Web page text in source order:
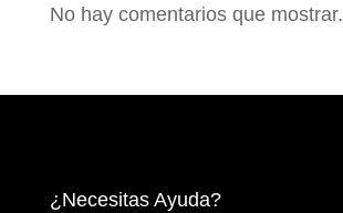
No hay comentarios que mostrar.
¿Necesitas Ayuda?